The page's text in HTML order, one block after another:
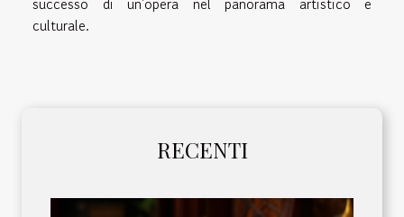
culturale.
RECENTI